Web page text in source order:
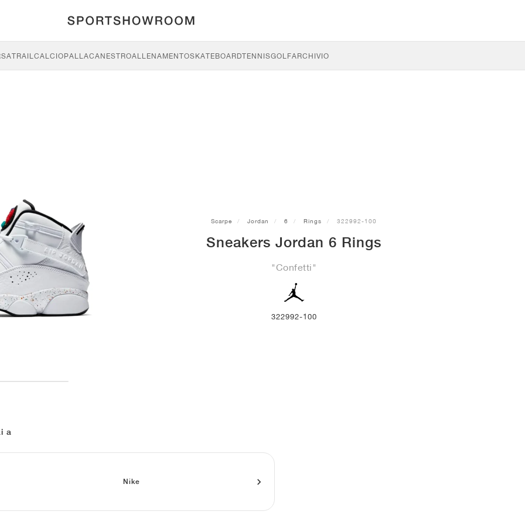
TRAILCALCIOPALLACANESTROALLENAMENTOSKATEBOARDTENNISGOLFARCHIVIO
Scarpe Jordan 6 Rings 322992-100
Sneakers Jordan 6 Rings
"Confetti"
322992-100
a
Nike